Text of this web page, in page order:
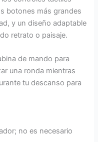
botones más grandes
y un diseño adaptable
retrato o paisaje.
de mando para
una ronda mientras
tu descanso para
no es necesario